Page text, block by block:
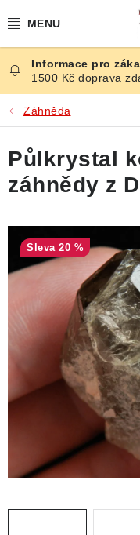
na
ČESKÉ KAMENY
ŠPERKY
KAMENY ZE SVĚTA
BROUŠENÉ
SLEVY
ÚČINKY
KRYSTALY
ČLÁNKY
NALEZIŠTĚ
VIDEOGALERIE
1500 Kč doprava
Záhněda
Půlkrystal
záhnědy z
20 %